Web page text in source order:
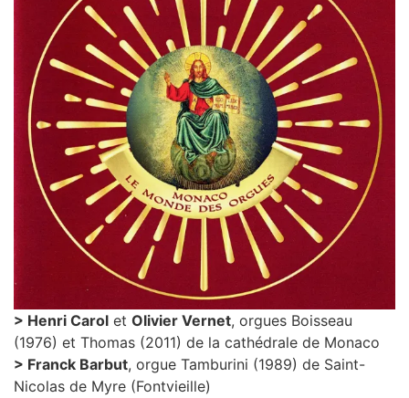
> Henri Carol et Olivier Vernet, orgues Boisseau
(1976) et Thomas (2011) de la cathédrale de Monaco
> Franck Barbut, orgue Tamburini (1989) de Saint-
Nicolas de Myre (Fontvieille)